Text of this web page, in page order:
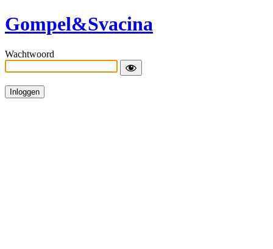
Gompel&Svacina
Wachtwoord